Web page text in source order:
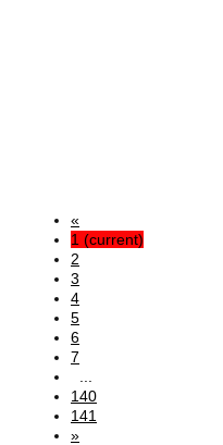
«
1 (current)
2
3
4
5
6
7
140
141
»